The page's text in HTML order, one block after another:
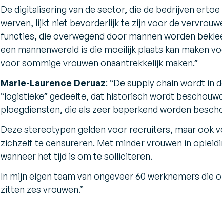
De digitalisering van de sector, die de bedrijven
werven, lijkt niet bevorderlijk te zijn voor de
functies, die overwegend door mannen worden
een mannenwereld is die moeilijk plaats kan maken
voor sommige vrouwen onaantrekkelijk maken.”
Marie-Laurence Deruaz: “De supply chain wordt in
“logistieke” gedeelte, dat historisch wordt
ploegdiensten, die als zeer beperkend worden
Deze stereotypen gelden voor recruiters, maar ook
zichzelf te censureren. Met minder vrouwen in
wanneer het tijd is om te solliciteren.
In mijn eigen team van ongeveer 60 werknemers
zitten zes vrouwen.”